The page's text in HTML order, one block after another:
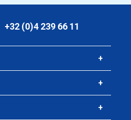
T6511 80x10 ca 6 mtr pressée
13,218
+32 (0)4 239 66 11